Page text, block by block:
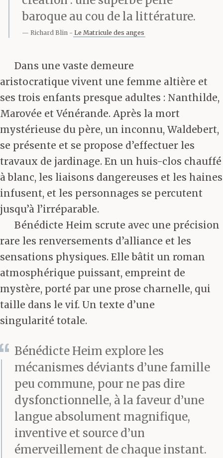
baroque au cou de la littérature.
Richard Blin Le Matricule des anges
Dans une vaste demeure
aristocratique vivent une femme altière et
ses trois enfants presque adultes : Nanthilde,
Marovée et Vénérande. Après la mort
mystérieuse du père, un inconnu, Waldebert,
se présente et se propose d’effectuer les
travaux de jardinage. En un huis-clos chauffé
à blanc, les liaisons dangereuses et les haines
infusent, et les personnages se percutent
jusqu’à l’irréparable.
Bénédicte Heim scrute avec une précision
rare les renversements d’alliance et les
sensations physiques. Elle bâtit un roman
atmosphérique puissant, empreint de
mystère, porté par une prose charnelle, qui
taille dans le vif. Un texte d’une
singularité totale.
Bénédicte Heim explore les
mécanismes déviants d’une famille
peu commune, pour ne pas dire
dysfonctionnelle, à la faveur d’une
langue absolument magnifique,
inventive et source d’un
émerveillement de chaque instant.